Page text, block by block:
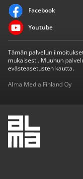
Facebook
Youtube
Tämän palvelun
mukaisesti. Muuhun
evästeasetusten kautta.
Alma Media Finland Oy